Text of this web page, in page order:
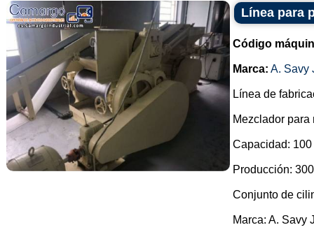
Línea para
Código
Marca: A. Savy
Línea de
Mezclador
Capacidad: 100
Producción:
Conjunto de
Marca: A. Savy